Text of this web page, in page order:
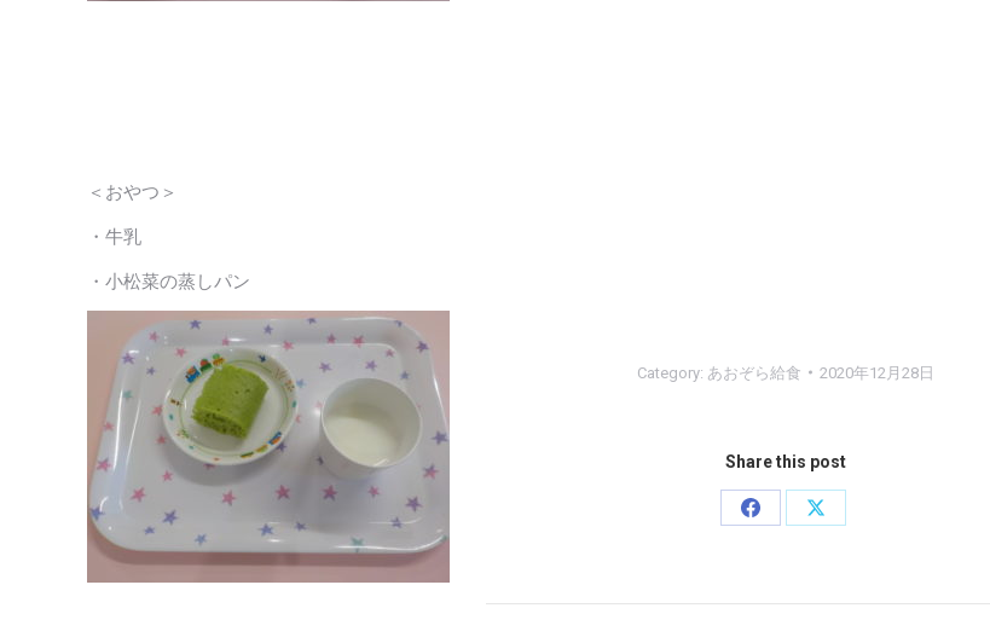
＜おやつ＞
・牛乳
・小松菜の蒸しパン
Category: あおぞら給食 2020年12月28日
Share this post
Share
Share